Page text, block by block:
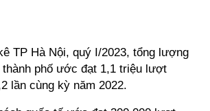
TP Hà Nội, quý I/2023, tổng lượng
thành phố ước đạt 1,1 triệu lượt
lần cùng kỳ năm 2022.